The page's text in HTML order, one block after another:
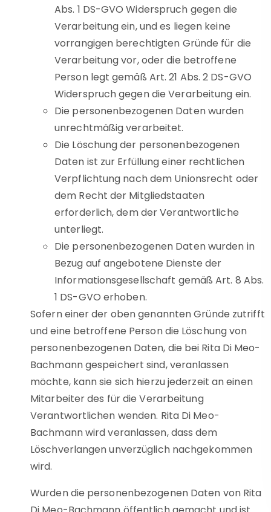
Abs. 1 DS-GVO Widerspruch gegen die
Verarbeitung ein, und es liegen keine
vorrangigen berechtigten Gründe für die
Verarbeitung vor, oder die betroffene
Person legt gemäß Art. 21 Abs. 2 DS-GVO
Widerspruch gegen die Verarbeitung ein.
Die personenbezogenen Daten wurden
unrechtmäßig verarbeitet.
Die Löschung der personenbezogenen
Daten ist zur Erfüllung einer rechtlichen
Verpflichtung nach dem Unionsrecht oder
dem Recht der Mitgliedstaaten
erforderlich, dem der Verantwortliche
unterliegt.
Die personenbezogenen Daten wurden in
Bezug auf angebotene Dienste der
Informationsgesellschaft gemäß Art. 8 Abs.
1 DS-GVO erhoben.
Sofern einer der oben genannten Gründe zutrifft
und eine betroffene Person die Löschung von
personenbezogenen Daten, die bei Rita Di Meo-
Bachmann gespeichert sind, veranlassen
möchte, kann sie sich hierzu jederzeit an einen
Mitarbeiter des für die Verarbeitung
Verantwortlichen wenden. Rita Di Meo-
Bachmann wird veranlassen, dass dem
Löschverlangen unverzüglich nachgekommen
wird.
Wurden die personenbezogenen Daten von Rita